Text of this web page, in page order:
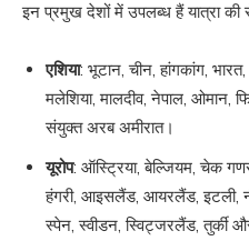
इन प्रमुख देशों में उपलब्ध हैं यात्रा की
एशिया: भूटान, चीन, हांगकांग, भारत,
मलेशिया, मालदीव, नेपाल, ओमान,
संयुक्त अरब अमीरात।
यूरोप: ऑस्ट्रिया, बेल्जियम, चेक
हंगरी, आइसलैंड, आयरलैंड, इटली,
स्पेन, स्वीडन, स्विट्जरलैंड, तुर्की